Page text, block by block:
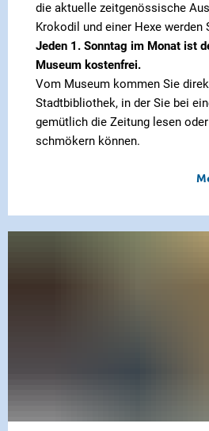
die aktuelle zeitgenössische
Krokodil und einer Hexe werden
Jeden 1. Sonntag im Monat ist
Museum kostenfrei.
Vom Museum kommen Sie
Stadtbibliothek, in der Sie bei
gemütlich die Zeitung lesen
schmökern können.